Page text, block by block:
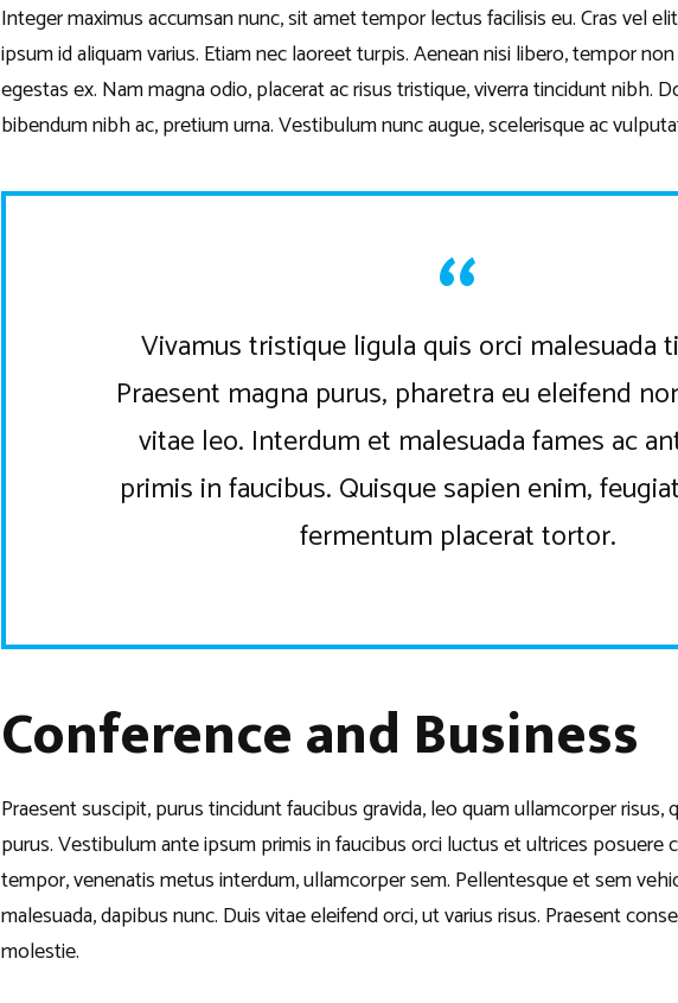
Integer maximus accumsan nunc, sit amet tempor lectus facilisis eu. Cras vel
ipsum id aliquam varius. Etiam nec laoreet turpis. Aenean nisi libero, tempor
egestas ex. Nam magna odio, placerat ac risus tristique, viverra tincidunt nibh.
bibendum nibh ac, pretium urna. Vestibulum nunc augue, scelerisque ac
Vivamus tristique ligula quis orci malesuada
Praesent magna purus, pharetra eu eleifend
vitae leo. Interdum et malesuada fames ac
primis in faucibus. Quisque sapien enim,
fermentum placerat tortor.
Conference and Business
Praesent suscipit, purus tincidunt faucibus gravida, leo quam ullamcorper
purus. Vestibulum ante ipsum primis in faucibus orci luctus et ultrices posuere
tempor, venenatis metus interdum, ullamcorper sem. Pellentesque et sem
malesuada, dapibus nunc. Duis vitae eleifend orci, ut varius risus. Praesent
molestie.